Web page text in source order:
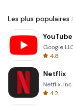
Les plus populaires
YouTube
Google
4.8
Netflix
Netflix, Inc.
4.2